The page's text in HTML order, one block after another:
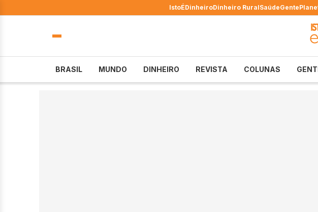
IstoÉDinheiroDinheiro RuralSaúdeGente
BRASIL MUNDO DINHEIRO REVISTA COLUNAS